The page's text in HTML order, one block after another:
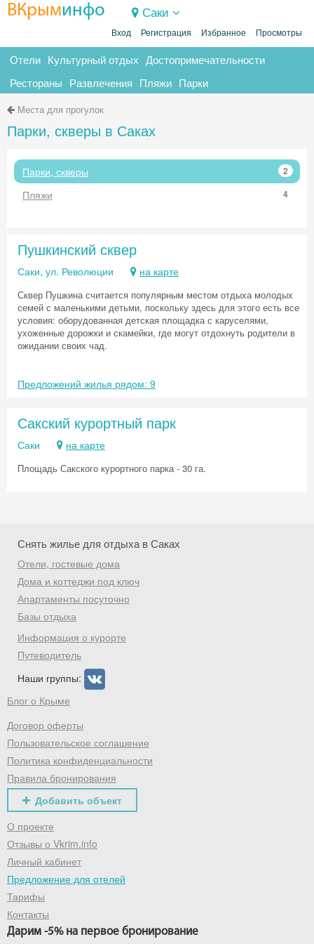
ВКрыминфо Саки
Вход Регистрация Избранное Просмотры
Отели Культурный отдых Достопримечательности
Рестораны Развлечения Пляжи Парки
Места для прогулок
Парки, скверы в Саках
Парки, скверы 2
Пляжи 4
Пушкинский сквер
Саки, ул. Революции на карте
Сквер Пушкина считается популярным местом отдыха молодых
семей с маленькими детьми, поскольку здесь для этого есть все
условия: оборудованная детская площадка с каруселями,
ухоженные дорожки и скамейки, где могут отдохнуть родители в
ожидании своих чад.
Предложений жилья рядом: 9
Сакский курортный парк
Саки на карте
Площадь Сакского курортного парка - 30 га.
Снять жилье для отдыха в Саках
Отели, гостевые дома
Дома и коттеджи под ключ
Апартаменты посуточно
Базы отдыха
Информация о курорте
Путеводитель
Наши группы:
Блог о Крыме
Договор оферты
Пользовательское соглашение
Политика конфиденциальности
Правила бронирования
Добавить объект
О проекте
Отзывы о Vkrim.info
Личный кабинет
Предложение для отелей
Тарифы
Контакты
Дарим -5% на первое бронирование
Скидка −5%
Хочешь дешевле? Оставь почту и получи